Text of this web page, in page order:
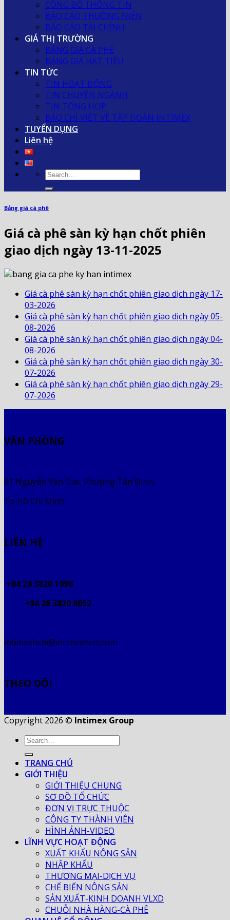
CÔNG BỐ THÔNG TIN
BÁO CÁO THƯỜNG NIÊN
BÁO CÁO TÀI CHÍNH
GIÁ THỊ TRƯỜNG
BẢNG GIÁ CÀ PHÊ
BẢNG GIÁ HẠT TIÊU
TIN TỨC
TIN HOẠT ĐỘNG
TIN CHUYÊN NGÀNH
TIN TỔNG HỢP
BÁO CHÍ VIẾT VỀ TẬP ĐOÀN INTIMEX
TUYỂN DỤNG
Liên hệ
Bảng giá cà phê
Giá cà phê sàn kỳ hạn chốt phiên
giao dịch ngày 13-11-2025
Giá cà phê sàn kỳ hạn chốt phiên giao dịch ngày 17-
03-2026
Giá cà phê sàn kỳ hạn chốt phiên giao dịch ngày 05-
08-2026
Giá cà phê sàn kỳ hạn chốt phiên giao dịch ngày 04-
08-2026
Giá cà phê sàn kỳ hạn chốt phiên giao dịch ngày 30-
07-2026
Giá cà phê sàn kỳ hạn chốt phiên giao dịch ngày 29-
07-2026
VĂN PHÒNG
61 Nguyễn Văn Giai, Phường Tân Định,
Tp Hồ Chí Minh
LIÊN HỆ
+84 28 3820 1998
+84 28 3820 8052
intimexhcm@intimexhcm.com
THEO DÕI
Copyright 2026 © Intimex Group
TRANG CHỦ
GIỚI THIỆU
GIỚI THIỆU CHUNG
SƠ ĐỒ TỔ CHỨC
ĐƠN VỊ TRỰC THUỘC
CÔNG TY THÀNH VIÊN
HÌNH ẢNH-VIDEO
LĨNH VỰC HOẠT ĐỘNG
XUẤT KHẨU NÔNG SẢN
NHẬP KHẨU
THƯƠNG MẠI-DỊCH VỤ
CHẾ BIẾN NÔNG SẢN
SẢN XUẤT-KINH DOANH VLXD
CHUỖI NHÀ HÀNG-CÀ PHÊ